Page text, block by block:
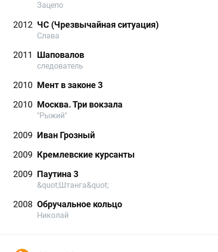
Зацепо
2012 ЧС (Чрезвычайная ситуация)
Слава
2011 Шаповалов
следователь
2010 Мент в законе 3
2010 Москва. Три вокзала
"Рыжий"
2009 Иван Грозный
2009 Кремлевские курсанты
2009 Паутина 3
&quot;Штанга&quot;
2008 Обручальное кольцо
Николай